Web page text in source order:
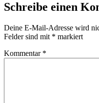
Schreibe einen
Deine E-Mail-Adresse wird
Felder sind mit * markiert
Kommentar *